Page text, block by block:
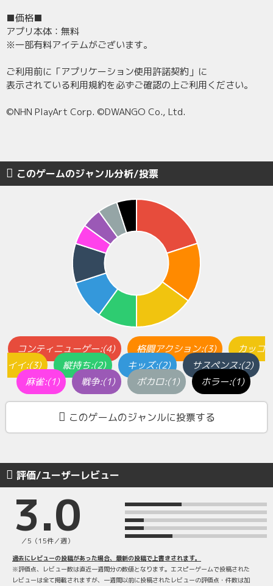
■価格■
アプリ本体：無料
※一部有料アイテムがございます。
ご利用前に「アプリケーション使用許諾契約」に
表示されている利用規約を必ずご確認の上ご利用ください。
©NHN PlayArt Corp. ©DWANGO Co., Ltd.
このゲームのジャンル分析/投票
コンティニューゲー:(4) 格闘アクション:(3)
カッコ
イイ:(3)
縦持ち:(2) キッズ:(2)
サスペンス:(2)
麻雀:(1)
戦争:(1) ボカロ:(1) ホラー:(1)
このゲームのジャンルに投票する
評価/ユーザーレビュー
3.0
／5（15件／週）
過去にレビューの投稿があった場合、最新の投稿で上書きされます。
※評価点、レビュー数は直近一週間分の数値となります。エスピーゲームで投稿された
レビューは全て掲載されますが、一週間以前に投稿されたレビューの評価点・件数は加